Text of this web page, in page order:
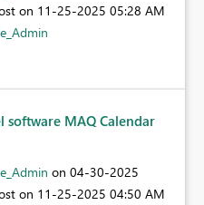
on ‎11-25-2025 05:28 AM
software MAQ Calendar
on ‎04-30-2025
on ‎11-25-2025 04:50 AM